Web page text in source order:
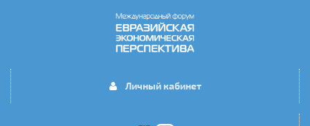
Личный кабинет